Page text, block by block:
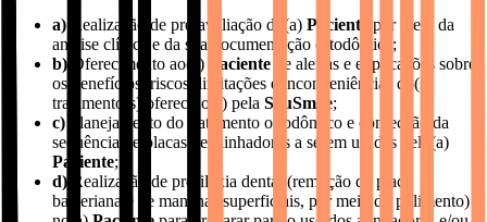
a)
Realização de pré-avaliação do(a) Paciente
por meio da
análise clínica e da sua documentação ortodôntica;
b) Oferecimento ao(à) Paciente
de alertas e explicações sobre
os benefícios, riscos, limitações e inconveniências do(s)
tratamento(s) oferecido(s) pela SouSmile;
c)
Planejamento do tratamento ortodôntico e confecção da
sequência de placas de alinhadores a serem usadas pelo(a)
Paciente;
d)
Realização de profilaxia dental (remoção da placa
bacteriana e de manchas superficiais, por meio do polimento)